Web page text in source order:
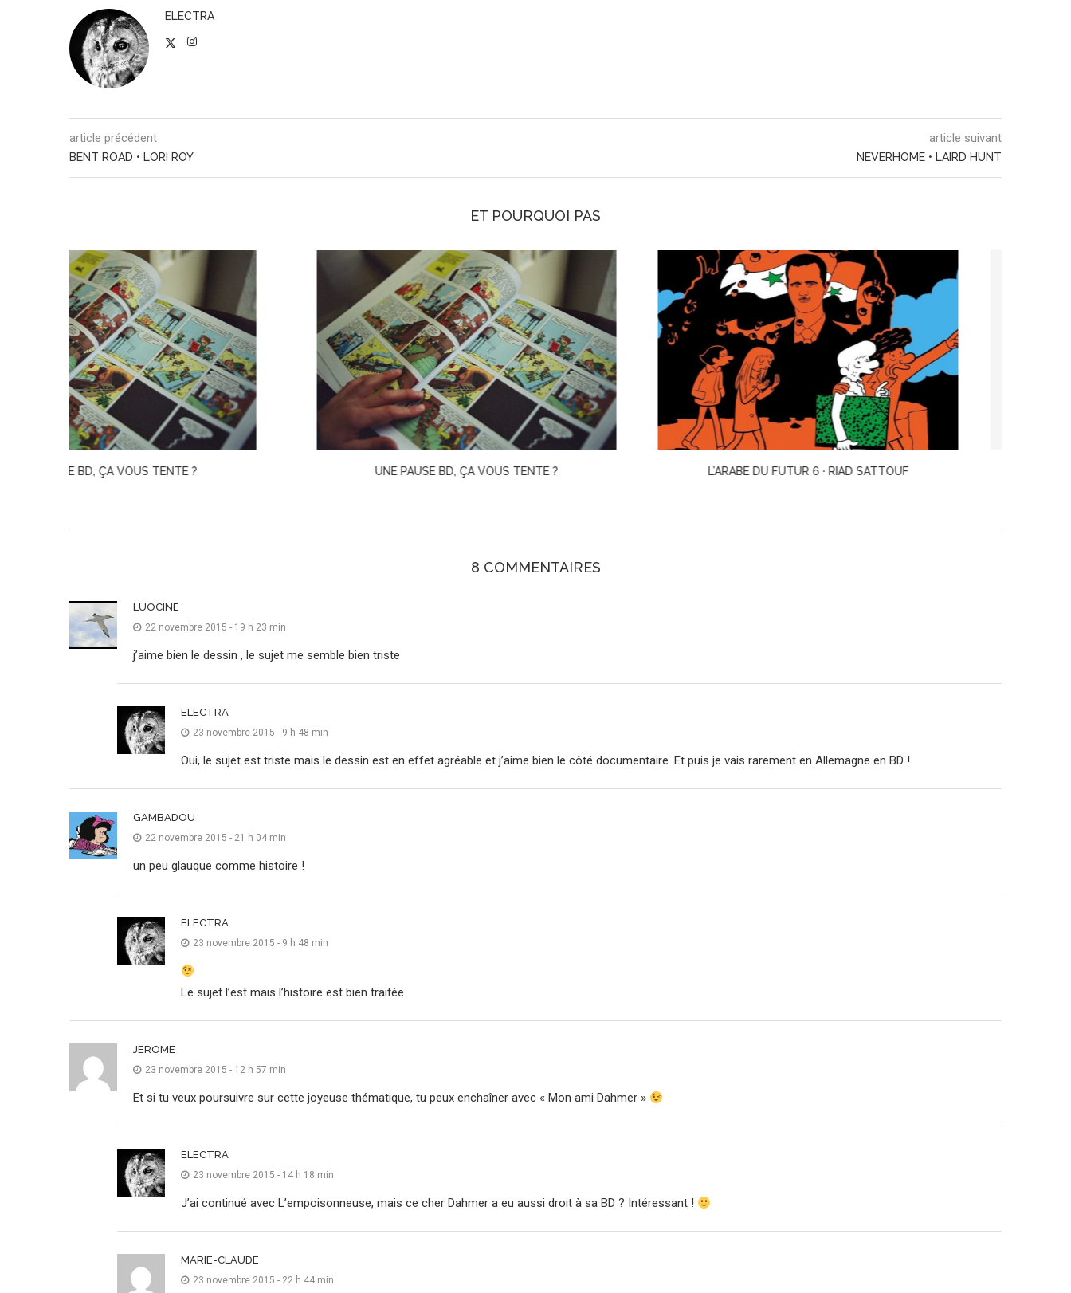
ELECTRA
article précédent
BENT ROAD • LORI ROY
article suivant
NEVERHOME • LAIRD HUNT
ET POURQUOI PAS
UNE PAUSE BD, ÇA VOUS TENTE ? L’ARABE DU FUTUR 6 · RIAD SATTOUF L’IMPOSTURE · MARIE BOSCH
8 COMMENTAIRES
LUOCINE
22 novembre 2015 - 19 h 23 min
j’aime bien le dessin , le sujet me semble bien triste
ELECTRA
23 novembre 2015 - 9 h 48 min
Oui, le sujet est triste mais le dessin est en effet agréable et j’aime bien le côté documentaire. Et puis je vais rarement en Allemagne en BD !
GAMBADOU
22 novembre 2015 - 21 h 04 min
un peu glauque comme histoire !
ELECTRA
23 novembre 2015 - 9 h 48 min
Le sujet l’est mais l’histoire est bien traitée
JEROME
23 novembre 2015 - 12 h 57 min
Et si tu veux poursuivre sur cette joyeuse thématique, tu peux enchaîner avec « Mon ami Dahmer »
ELECTRA
23 novembre 2015 - 14 h 18 min
J’ai continué avec L’empoisonneuse, mais ce cher Dahmer a eu aussi droit à sa BD ? Intéressant !
MARIE-CLAUDE
23 novembre 2015 - 22 h 44 min